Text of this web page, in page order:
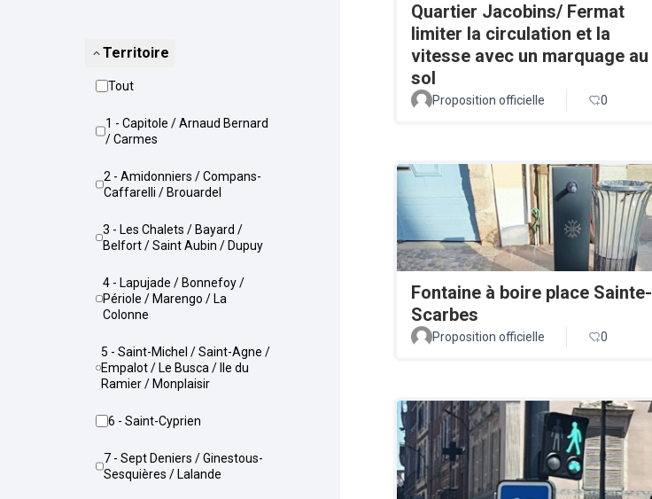
Territoire
Tout
1 - Capitole / Arnaud Bernard
/ Carmes
2 - Amidonniers / Compans-
Caffarelli / Brouardel
3 - Les Chalets / Bayard /
Belfort / Saint Aubin / Dupuy
4 - Lapujade / Bonnefoy /
Périole / Marengo / La
Colonne
5 - Saint-Michel / Saint-Agne /
Empalot / Le Busca / Ile du
Ramier / Monplaisir
6 - Saint-Cyprien
7 - Sept Deniers / Ginestous-
Sesquières / Lalande
Quartier Jacobins/ Fermat
limiter la circulation et la
vitesse avec un marquage au
sol
Proposition officielle 0
Fontaine à boire place Sainte-
Scarbes
Proposition officielle 0